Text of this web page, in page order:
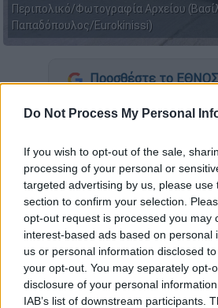
Do Not Process My Personal
If you wish to opt-out of the sale,
processing of your personal or
targeted advertising by us, please use
section to confirm your selection.
opt-out request is processed you may
interest-based ads based on personal
us or personal information disclosed
your opt-out. You may separately opt-
disclosure of your personal
IAB’s list of downstream participants.
Περιπολικό/Φωτογραφία Αρχείου
Παπαδόπουλος/Eurokinissi)
Προσθέστε το
Σοβαρές κατηγορίες για
αντιμετωπίζουν οιτρεις
που συνελήφθησαν χθες
Διεύθυνση Αντιμετώπισης
Εγκλήματος, σχετικά με
πυροβολισμών στις 03/03
ΔΙΑΒΑΣΤΕ ΕΠΙΣΗΣ